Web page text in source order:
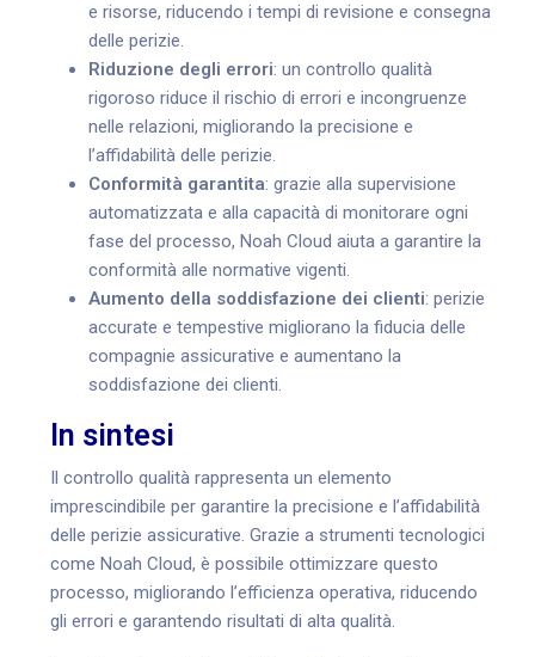
e risorse, riducendo i tempi di revisione e consegna
delle perizie.
Riduzione degli errori: un controllo qualità
rigoroso riduce il rischio di errori e incongruenze
nelle relazioni, migliorando la precisione e
l’affidabilità delle perizie.
Conformità garantita: grazie alla supervisione
automatizzata e alla capacità di monitorare ogni
fase del processo, Noah Cloud aiuta a garantire la
conformità alle normative vigenti.
Aumento della soddisfazione dei clienti: perizie
accurate e tempestive migliorano la fiducia delle
compagnie assicurative e aumentano la
soddisfazione dei clienti.
In sintesi
Il controllo qualità rappresenta un elemento
imprescindibile per garantire la precisione e l’affidabilità
delle perizie assicurative. Grazie a strumenti tecnologici
come Noah Cloud, è possibile ottimizzare questo
processo, migliorando l’efficienza operativa, riducendo
gli errori e garantendo risultati di alta qualità.